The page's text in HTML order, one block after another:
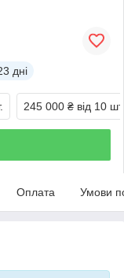
дні
245 000 ₴ від 10 шт.
Оплата Умови